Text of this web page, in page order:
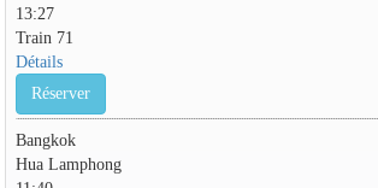
13:27
Train 71
Détails
Réserver
Bangkok
Hua Lamphong